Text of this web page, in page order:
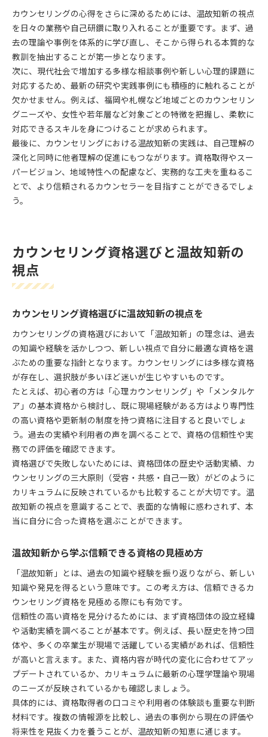
カウンセリングの心得をさらに深めるためには、温故知新の視点
を日々の業務や自己研鑽に取り入れることが重要です。まず、過
去の理論や事例を体系的に学び直し、そこから得られる本質的な
教訓を抽出することが第一歩となります。
次に、現代社会で増加する多様な相談事例や新しい心理的課題に
対応するため、最新の研究や実践事例にも積極的に触れることが
欠かせません。例えば、福岡や札幌など地域ごとのカウンセリン
グニーズや、女性や若年層など対象ごとの特徴を把握し、柔軟に
対応できるスキルを身につけることが求められます。
最後に、カウンセリングにおける温故知新の実践は、自己理解の
深化と同時に他者理解の促進にもつながります。資格取得やスー
パービジョン、地域特性への配慮など、実務的な工夫を重ねるこ
とで、より信頼されるカウンセラーを目指すことができるでしょ
う。
カウンセリング資格選びと温故知新の
視点
カウンセリング資格選びに温故知新の視点を
カウンセリングの資格選びにおいて「温故知新」の理念は、過去
の知識や経験を活かしつつ、新しい視点で自分に最適な資格を選
ぶための重要な指針となります。カウンセリングには多様な資格
が存在し、選択肢が多いほど迷いが生じやすいものです。
たとえば、初心者の方は「心理カウンセリング」や「メンタルケ
ア」の基本資格から検討し、既に現場経験がある方はより専門性
の高い資格や更新制の制度を持つ資格に注目すると良いでしょ
う。過去の実績や利用者の声を調べることで、資格の信頼性や実
務での評価を確認できます。
資格選びで失敗しないためには、資格団体の歴史や活動実績、カ
ウンセリングの三大原則（受容・共感・自己一致）がどのように
カリキュラムに反映されているかも比較することが大切です。温
故知新の視点を意識することで、表面的な情報に惑わされず、本
当に自分に合った資格を選ぶことができます。
温故知新から学ぶ信頼できる資格の見極め方
「温故知新」とは、過去の知識や経験を振り返りながら、新しい
知識や発見を得るという意味です。この考え方は、信頼できるカ
ウンセリング資格を見極める際にも有効です。
信頼性の高い資格を見分けるためには、まず資格団体の設立経緯
や活動実績を調べることが基本です。例えば、長い歴史を持つ団
体や、多くの卒業生が現場で活躍している実績があれば、信頼性
が高いと言えます。また、資格内容が時代の変化に合わせてアッ
プデートされているか、カリキュラムに最新の心理学理論や現場
のニーズが反映されているかも確認しましょう。
具体的には、資格取得者の口コミや利用者の体験談も重要な判断
材料です。複数の情報源を比較し、過去の事例から現在の評価や
将来性を見抜く力を養うことが、温故知新の知恵に通じます。